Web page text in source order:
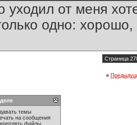
уходил от меня
одно:
Страница
«
темы
на сообщения
файлы